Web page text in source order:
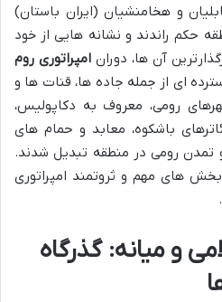
و هخامنشیان (ایران باستان)
حکم راندند و نشانه هایی از خود
آن ها، دوران امپراتوری روم
ای از جمله جاده ها، قنات ها و
رومی، معروف به دکاپولیس،
باشکوه، معابد و حمام های
تمدن رومی در منطقه تبدیل شدند.
بخش های مهم و ثروتمند امپراتوری
و میانه: گذرگاه